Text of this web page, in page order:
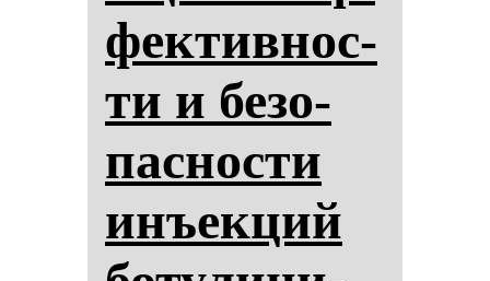
фек­тив­нос­
ти и бе­зо­
пас­нос­ти
инъек­ций